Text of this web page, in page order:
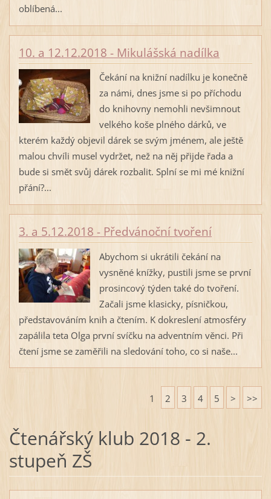
oblíbená...
10. a 12.12.2018 - Mikulášská nadílka
Čekání na knižní nadílku je konečně
za námi, dnes jsme si po příchodu
do knihovny nemohli nevšimnout
velkého koše plného dárků, ve
kterém každý objevil dárek se svým jménem, ale ještě
malou chvíli musel vydržet, než na něj přijde řada a
bude si smět svůj dárek rozbalit. Splní se mi mé knižní
přání?...
3. a 5.12.2018 - Předvánoční tvoření
Abychom si ukrátili čekání na
vysněné knížky, pustili jsme se první
prosincový týden také do tvoření.
Začali jsme klasicky, písničkou,
představováním knih a čtením. K dokreslení atmosféry
zapálila teta Olga první svíčku na adventním věnci. Při
čtení jsme se zaměřili na sledování toho, co si naše...
1 2 3 4 5 > >>
Čtenářský klub 2018 - 2.
stupeň ZŠ